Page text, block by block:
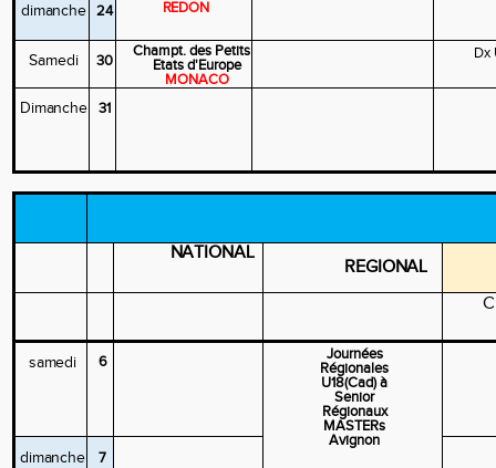
REDON
dimanche 24
Samedi 30
Champt. des Petits
Etats d'Europe
MONACO
Dx
Dimanche 31
NATIONAL
REGIONAL
samedi 6
Journées
Régionales
U18(Cad) à
Senior
Régionaux
MASTERs
Avignon
dimanche 7